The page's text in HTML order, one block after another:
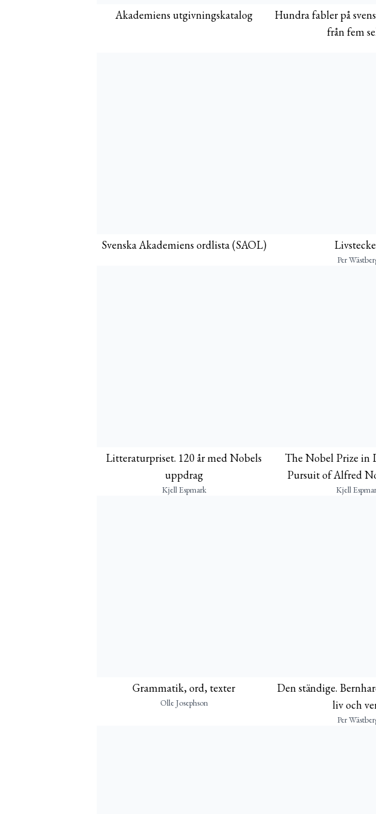
Akademiens utgivningskatalog
Hundra fabler på
från fem
Svenska Akademiens ordlista (SAOL)
Per
Litteraturpriset. 120 år med Nobels
uppdrag
Kjell Espmark
The Nobel Prize in
Pursuit of Alfred
Kjell
Grammatik, ord, texter
Olle Josephson
Den ständige.
liv och
Per